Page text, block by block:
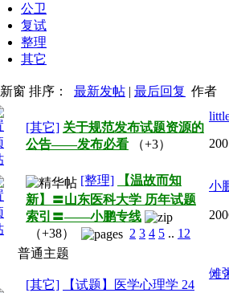
公卫
复试
整理
其它
新窗 排序： 最新发帖 | 最后回复 作者
[其它] 关于规范发布试题资源的
公告——发布必看
（+3）
[整理]
【温故而知
新】〓山东医科大学 历年试题
索引〓——小鹏专线
（+38）
2 3 4 5 .. 12
小
普通主题
[其它]
【试题】医学心理学 24
傩